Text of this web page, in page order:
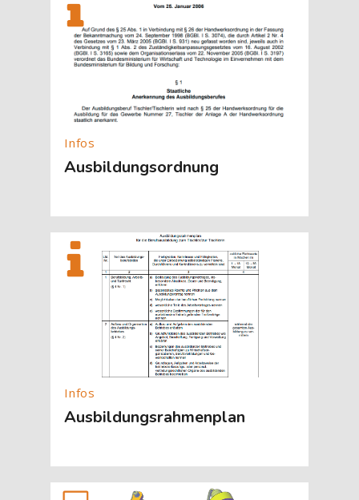
Ausbildungsordnung
[Cocoon] About (Text with Image) überspringen
Ausbildungsrahmenplan
[Cocoon] About (Text with Image) überspringen